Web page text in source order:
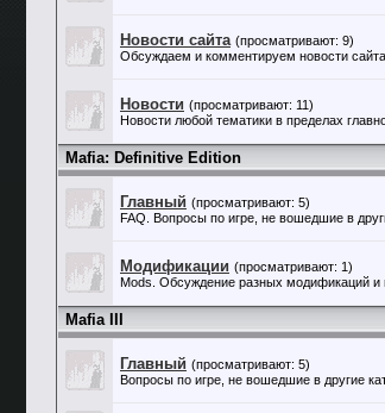
Новости сайта (просматривают: 9)
Обсуждаем и комментируем новости сайта.
Новости (просматривают: 11)
Новости любой тематики в пределах
Mafia: Definitive Edition
Главный (просматривают: 5)
FAQ. Вопросы по игре, не вошедшие в
Модификации (просматривают: 1)
Mods. Обсуждение разных модификаций и
Mafia III
Главный (просматривают: 5)
Вопросы по игре, не вошедшие в другие